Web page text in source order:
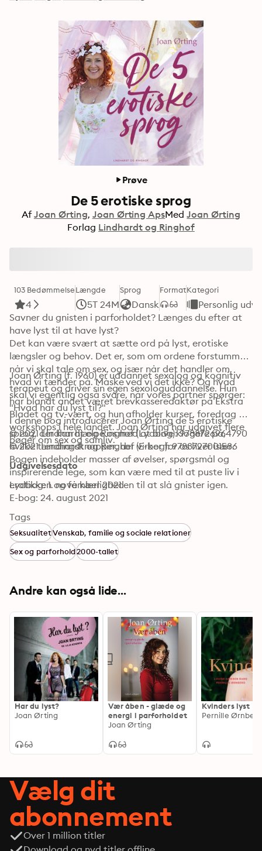
Prøve
De 5 erotiske sprog
Af Joan Ørting Joan Ørting ApsMed Joan Ørting
Forlag Lindhardt og Ringhof
103 Bedømmelse
4
Længde
5T 24M
Sprog
Dansk
FormatKategori
Personlig
Savner du gnisten i parforholdet? Længes du efter at
have lyst til at have lyst?
Det kan være svært at sætte ord på lyst, erotiske
længsler og behov. Det er, som om ordene forstummer,
når vi skal tale om sex, og især når det handler om,
hvad vi tænder på. Måske ved vi det ikke? Og hvad
skal vi egentlig også svare, når vores partner spørger:
"Hvad har du lyst til?"
I denne bog introducerer Joan Ørting de 5 erotiske
sprog, der kan hjælpe os med at blive klogere på,
hvilke tændingsknapper, der virker for os hver især.
Bogen indeholder masser af øvelser, spørgsmål og
inspirerende lege, som kan være med til at puste liv i
erotikken og få kærligheden til at slå gnister igen.
Joan Ørting (f. 1960) er uddannet sexolog og kognitiv
terapeut og driver sin egen sexologuddannelse. Hun
har blandt andet været brevkasseredaktør på Ekstra
Bladet og tv-vært, og hun afholder kurser, foredrag og
workshops i hele landet. Joan Ørting har udgivet flere
bøger om sex og samliv.
© 2021 Lindhardt og Ringhof (Lydbog): 9788726964790
© 2021 Lindhardt og Ringhof (E-bog): 9788727001586
Udgivelsesdato
Lydbog: 1. november 2021
E-bog: 24. august 2021
Tags
SeksualitetVenskab, familie og sociale relationer
Sex og parforhold2000-tallet
Andre kan også lide...
Har du lyst?
Joan Ørting
Vær åben - glæde og
energi i parforholdet
Joan Ørting
Kvinders lyst
Vælg dit
abonnement
Over 1 million titler